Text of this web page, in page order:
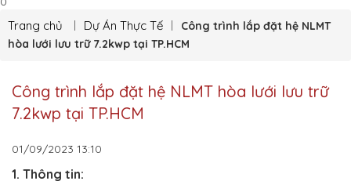
Trang chủ Dự Án Thực Tế
Công trình lắp đặt hệ NLMT
hòa lưới lưu trữ 7.2kwp tại TP.HCM
Công trình lắp đặt hệ NLMT hòa lưới lưu trữ
7.2kwp tại TP.HCM
01/09/2023 13:10
1. Thông tin: